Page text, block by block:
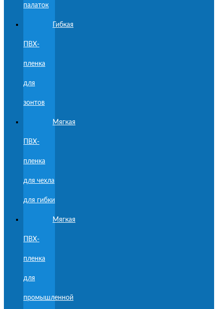
палаток
Гибкая
ПВХ-
пленка
для
зонтов
Мягкая
ПВХ-
пленка
для чехла
для гибки
Мягкая
ПВХ-
пленка
для
промышленной